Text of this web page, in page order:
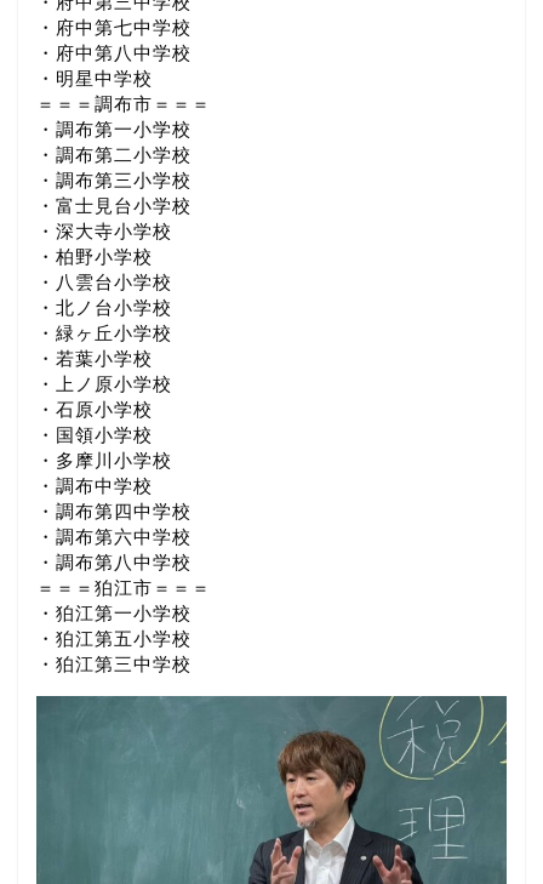
・府中第七中学校
・府中第八中学校
・明星中学校
＝＝＝調布市＝＝＝
・調布第一小学校
・調布第二小学校
・調布第三小学校
・富士見台小学校
・深大寺小学校
・柏野小学校
・八雲台小学校
・北ノ台小学校
・緑ヶ丘小学校
・若葉小学校
・上ノ原小学校
・石原小学校
・国領小学校
・多摩川小学校
・調布中学校
・調布第四中学校
・調布第六中学校
・調布第八中学校
＝＝＝狛江市＝＝＝
・狛江第一小学校
・狛江第五小学校
・狛江第三中学校